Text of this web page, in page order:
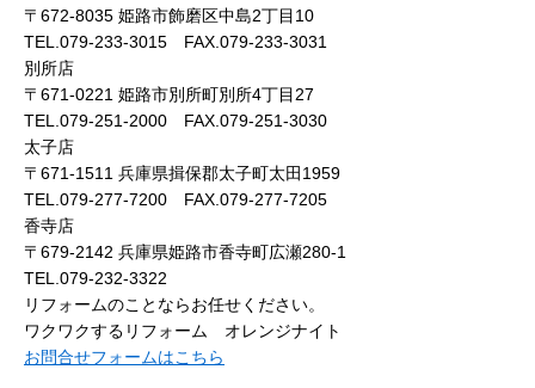
〒672-8035 姫路市飾磨区中島2丁目10
TEL.079-233-3015 FAX.079-233-3031
別所店
〒671-0221 姫路市別所町別所4丁目27
TEL.079-251-2000 FAX.079-251-3030
太子店
〒671-1511 兵庫県揖保郡太子町太田1959
TEL.079-277-7200 FAX.079-277-7205
香寺店
〒679-2142 兵庫県姫路市香寺町広瀬280-1
TEL.079-232-3322
リフォームのことならお任せください。
ワクワクするリフォーム オレンジナイト
お問合せフォームはこちら